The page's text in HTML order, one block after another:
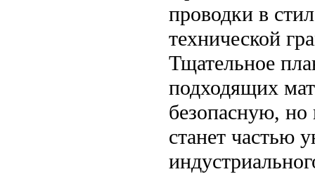
проводки в
технической
Тщательное
подходящих
безопасную,
станет частью